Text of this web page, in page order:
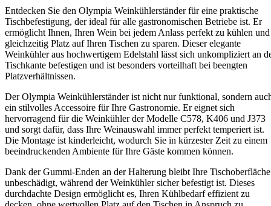
Entdecken Sie den Olympia Weinkühlerständer für eine praktische
Tischbefestigung, der ideal für alle gastronomischen Betriebe ist. Er
ermöglicht Ihnen, Ihren Wein bei jedem Anlass perfekt zu kühlen und
gleichzeitig Platz auf Ihren Tischen zu sparen. Dieser elegante
Weinkühler aus hochwertigem Edelstahl lässt sich unkompliziert an
Tischkante befestigen und ist besonders vorteilhaft bei beengten
Platzverhältnissen.
Der Olympia Weinkühlerständer ist nicht nur funktional, sondern
ein stilvolles Accessoire für Ihre Gastronomie. Er eignet sich
hervorragend für die Weinkühler der Modelle C578, K406 und J373
und sorgt dafür, dass Ihre Weinauswahl immer perfekt temperiert ist.
Die Montage ist kinderleicht, wodurch Sie in kürzester Zeit zu einem
beeindruckenden Ambiente für Ihre Gäste kommen können.
Dank der Gummi-Enden an der Halterung bleibt Ihre Tischoberfläche
unbeschädigt, während der Weinkühler sicher befestigt ist. Dieses
durchdachte Design ermöglicht es, Ihren Kühlbedarf effizient zu